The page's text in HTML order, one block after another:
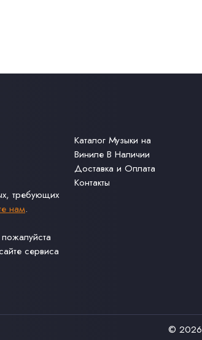
требующих
нам.
сервиса
Каталог Музыки на
Виниле В Наличии
Доставка и Оплата
Контакты
© 2026